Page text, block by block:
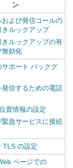
ン
および発信コールの
きルックアップ
きルックアップの有
無効化
サポート バックグ
発信するための電話
置情報の設定
緊急サービスに接続
TLS の設定
ページでの